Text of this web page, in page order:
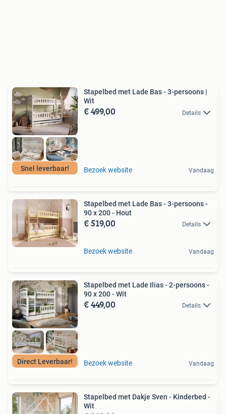
Snel leverbaar!
Stapelbed met Lade Bas - 3-persoons |
Wit
€ 499,00 Details
Bezoek website Vandaag
Stapelbed met Lade Bas - 3-persoons -
90 x 200 - Hout
€ 519,00 Details
Bezoek website Vandaag
Direct Leverbaar!
Stapelbed met Lade Ilias - 2-persoons -
90 x 200 - Wit
€ 449,00 Details
Bezoek website Vandaag
Stapelbed met Dakje Sven - Kinderbed -
Wit